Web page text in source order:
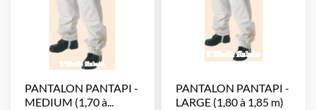
PANTALON PANTAPI -
MEDIUM (1,70 à...
PANTALON PANTAPI -
LARGE (1,80 à 1,85 m)